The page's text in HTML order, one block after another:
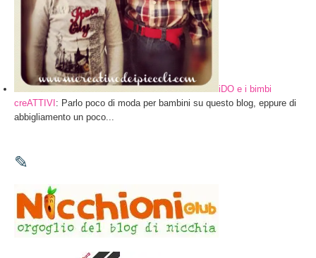
iDO e i bimbi
creATTIVI : Parlo poco di moda per bambini su questo blog, eppure di
abbigliamento un poco...
✎